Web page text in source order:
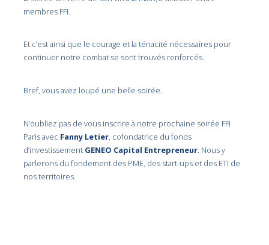
membres FFI.
Et c’est ainsi que le courage et la ténacité nécessaires pour
continuer notre combat se sont trouvés renforcés.
Bref, vous avez loupé une belle soirée.
N’oubliez pas de vous inscrire à notre prochaine soirée FFI
Paris avec Fanny Letier, cofondatrice du fonds
d’investissement GENEO Capital Entrepreneur. Nous y
parlerons du fondement des PME, des start-ups et des ETI de
nos territoires.